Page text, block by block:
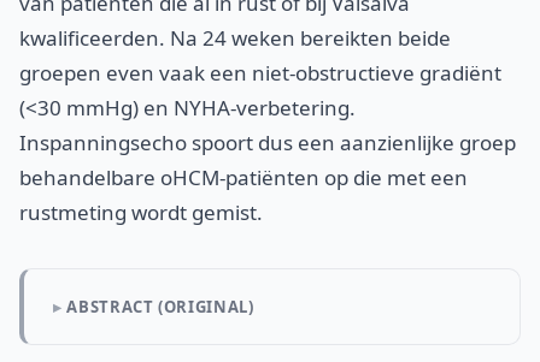
kwalificeerden. Na 24 weken bereikten beide
groepen even vaak een niet-obstructieve gradiënt
(<30 mmHg) en NYHA-verbetering.
Inspanningsecho spoort dus een aanzienlijke groep
behandelbare oHCM-patiënten op die met een
rustmeting wordt gemist.
ABSTRACT (ORIGINAL)